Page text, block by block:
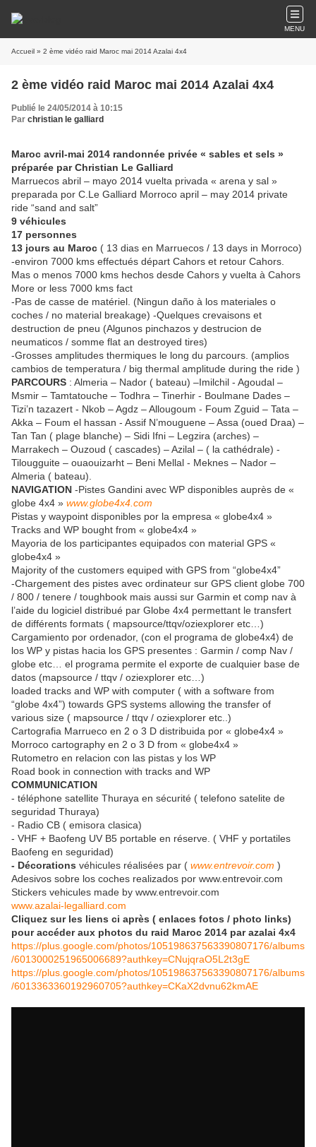
MENU
Accueil » 2 ème vidéo raid Maroc mai 2014 Azalai 4x4
2 ème vidéo raid Maroc mai 2014 Azalai 4x4
Publié le 24/05/2014 à 10:15
Par christian le galliard
Maroc avril-mai 2014 randonnée privée « sables et sels »
préparée par Christian Le Galliard
Marruecos abril – mayo 2014 vuelta privada « arena y sal »
preparada por C.Le Galliard Morroco april – may 2014 private
ride “sand and salt”
9 véhicules
17 personnes
13 jours au Maroc ( 13 dias en Marruecos / 13 days in Morroco)
-environ 7000 kms effectués départ Cahors et retour Cahors.
Mas o menos 7000 kms hechos desde Cahors y vuelta à Cahors
More or less 7000 kms fact
-Pas de casse de matériel. (Ningun daño à los materiales o
coches / no material breakage) -Quelques crevaisons et
destruction de pneu (Algunos pinchazos y destrucion de
neumaticos / somme flat an destroyed tires)
-Grosses amplitudes thermiques le long du parcours. (amplios
cambios de temperatura / big thermal amplitude during the ride )
PARCOURS : Almeria – Nador ( bateau) –Imilchil - Agoudal –
Msmir – Tamtatouche – Todhra – Tinerhir - Boulmane Dades –
Tizi’n tazazert - Nkob – Agdz – Allougoum - Foum Zguid – Tata –
Akka – Foum el hassan - Assif N’mouguene – Assa (oued Draa) –
Tan Tan ( plage blanche) – Sidi Ifni – Legzira (arches) –
Marrakech – Ouzoud ( cascades) – Azilal – ( la cathédrale) -
Tilougguite – ouaouizarht – Beni Mellal - Meknes – Nador –
Almeria ( bateau).
NAVIGATION -Pistes Gandini avec WP disponibles auprès de «
globe 4x4 » www.globe4x4.com
Pistas y waypoint disponibles por la empresa « globe4x4 »
Tracks and WP bought from « globe4x4 »
Mayoria de los participantes equipados con material GPS «
globe4x4 »
Majority of the customers equiped with GPS from “globe4x4”
-Chargement des pistes avec ordinateur sur GPS client globe 700
/ 800 / tenere / toughbook mais aussi sur Garmin et comp nav à
l’aide du logiciel distribué par Globe 4x4 permettant le transfert
de différents formats ( mapsource/ttqv/oziexplorer etc…)
Cargamiento por ordenador, (con el programa de globe4x4) de
los WP y pistas hacia los GPS presentes : Garmin / comp Nav /
globe etc… el programa permite el exporte de cualquier base de
datos (mapsource / ttqv / oziexplorer etc…)
loaded tracks and WP with computer ( with a software from
“globe 4x4”) towards GPS systems allowing the transfer of
various size ( mapsource / ttqv / oziexplorer etc..)
Cartografia Marrueco en 2 o 3 D distribuida por « globe4x4 »
Morroco cartography en 2 o 3 D from « globe4x4 »
Rutometro en relacion con las pistas y los WP
Road book in connection with tracks and WP
COMMUNICATION
- téléphone satellite Thuraya en sécurité ( telefono satelite de
seguridad Thuraya)
- Radio CB ( emisora clasica)
- VHF + Baofeng UV B5 portable en réserve. ( VHF y portatiles
Baofeng en seguridad)
- Décorations véhicules réalisées par ( www.entrevoir.com )
Adesivos sobre los coches realizados por www.entrevoir.com
Stickers vehicules made by www.entrevoir.com
www.azalai-legalliard.com
Cliquez sur les liens ci après ( enlaces fotos / photo links)
pour accéder aux photos du raid Maroc 2014 par azalai 4x4
https://plus.google.com/photos/105198637563390807176/albums
/6013000251965006689?authkey=CNujqraO5L2t3gE
https://plus.google.com/photos/105198637563390807176/albums
/6013363360192960705?authkey=CKaX2dvnu62kmAE